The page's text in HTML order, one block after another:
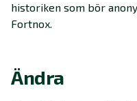
historiken som bör
Fortnox.
Ändra